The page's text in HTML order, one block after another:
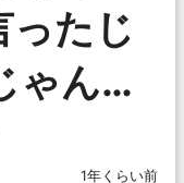
たじ
ゃん…
1年くらい前